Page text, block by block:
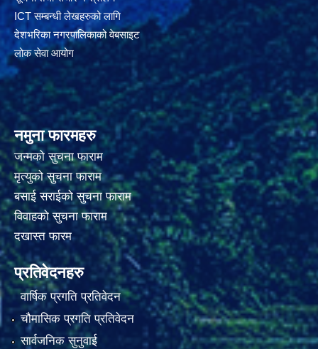
ICT सम्बन्धी लेखहरुको लागि
देशभरिका नगरपालिकाको वेबसाइट
लोक सेवा आयोग
नमुना फारमहरु
जन्मको सुचना फाराम
मृत्युको सुचना फाराम
बसाई सराईको सुचना फाराम
विवाहको सुचना फाराम
दखास्त फारम
प्रतिवेदनहरु
वार्षिक प्रगति प्रतिवेदन
चौमासिक प्रगति प्रतिवेदन
सार्वजनिक सुनुवाई